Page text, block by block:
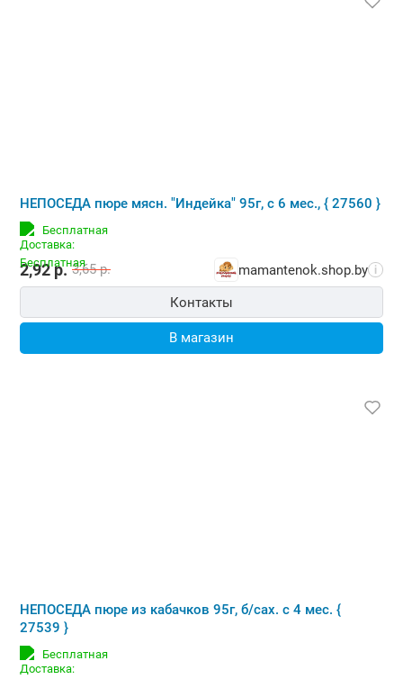
НЕПОСЕДА пюре мясн. "Индейка" 95г, с 6 мес., { 27560 }
Бесплатная
2,92р. 3,65р. mamantenok.shop.by i
Контакты
В магазин
НЕПОСЕДА пюре из кабачков 95г, б/сах. с 4 мес. {
27539 }
Бесплатная